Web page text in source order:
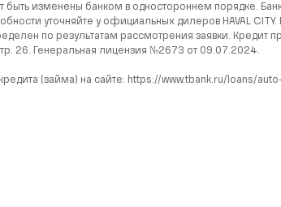
изменены банком в одностороннем порядке. Банк
уточняйте у официальных дилеров HAVAL
по результатам рассмотрения заявки. Кредит
26. Генеральная лицензия №2673 от 09.07.2024.
(займа) на сайте: https://www.tbank.ru/loans/